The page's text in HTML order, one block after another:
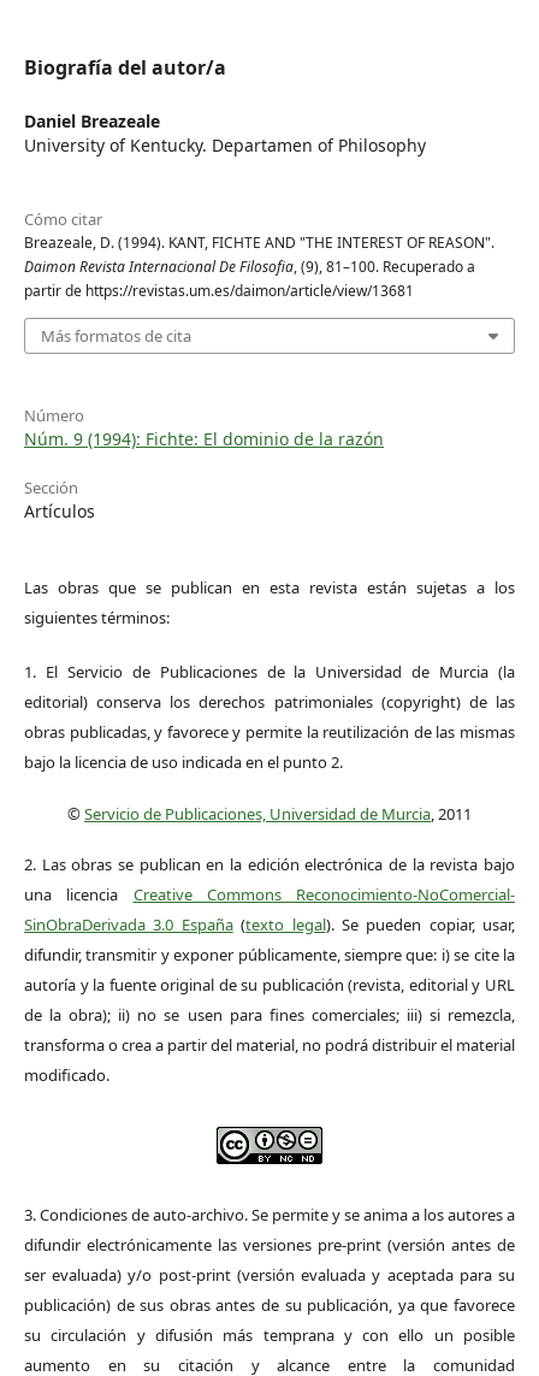
Biografía del autor/a
Daniel Breazeale
University of Kentucky. Departamen of Philosophy
Cómo citar
Breazeale, D. (1994). KANT, FICHTE AND "THE INTEREST OF REASON".
Daimon Revista Internacional De Filosofia, (9), 81–100. Recuperado a
partir de https://revistas.um.es/daimon/article/view/13681
Más formatos de cita
Número
Núm. 9 (1994): Fichte: El dominio de la razón
Sección
Artículos
Las obras que se publican en esta revista están sujetas a los
siguientes términos:
1. El Servicio de Publicaciones de la Universidad de Murcia (la
editorial) conserva los derechos patrimoniales (copyright) de las
obras publicadas, y favorece y permite la reutilización de las mismas
bajo la licencia de uso indicada en el punto 2.
©Servicio de Publicaciones, Universidad de Murcia, 2011
2. Las obras se publican en la edición electrónica de la revista bajo
una licencia Creative Commons Reconocimiento-NoComercial-
SinObraDerivada 3.0 España(texto legal). Se pueden copiar, usar,
difundir, transmitir y exponer públicamente, siempre que: i) se cite la
autoría y la fuente original de su publicación (revista, editorial y URL
de la obra); ii) no se usen para fines comerciales; iii) si remezcla,
transforma o crea a partir del material, no podrá distribuir el material
modificado.
3. Condiciones de auto-archivo. Se permite y se anima a los autores a
difundir electrónicamente las versiones pre-print (versión antes de
ser evaluada) y/o post-print (versión evaluada y aceptada para su
publicación) de sus obras antes de su publicación, ya que favorece
su circulación y difusión más temprana y con ello un posible
aumento en su citación y alcance entre la comunidad